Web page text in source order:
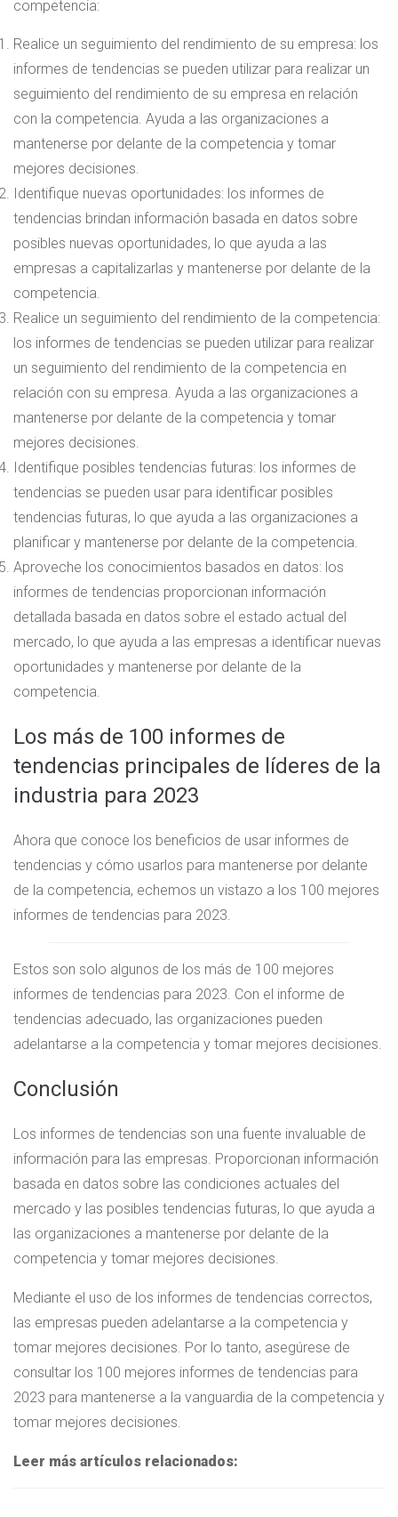
competencia:
Realice un seguimiento del rendimiento de su empresa: los
informes de tendencias se pueden utilizar para realizar un
seguimiento del rendimiento de su empresa en relación
con la competencia. Ayuda a las organizaciones a
mantenerse por delante de la competencia y tomar
mejores decisiones.
Identifique nuevas oportunidades: los informes de
tendencias brindan información basada en datos sobre
posibles nuevas oportunidades, lo que ayuda a las
empresas a capitalizarlas y mantenerse por delante de la
competencia.
Realice un seguimiento del rendimiento de la competencia:
los informes de tendencias se pueden utilizar para realizar
un seguimiento del rendimiento de la competencia en
relación con su empresa. Ayuda a las organizaciones a
mantenerse por delante de la competencia y tomar
mejores decisiones.
Identifique posibles tendencias futuras: los informes de
tendencias se pueden usar para identificar posibles
tendencias futuras, lo que ayuda a las organizaciones a
planificar y mantenerse por delante de la competencia.
Aproveche los conocimientos basados ​​en datos: los
informes de tendencias proporcionan información
detallada basada en datos sobre el estado actual del
mercado, lo que ayuda a las empresas a identificar nuevas
oportunidades y mantenerse por delante de la
competencia.
Los más de 100 informes de
tendencias principales de líderes de la
industria para 2023
Ahora que conoce los beneficios de usar informes de
tendencias y cómo usarlos para mantenerse por delante
de la competencia, echemos un vistazo a los 100 mejores
informes de tendencias para 2023.
Estos son solo algunos de los más de 100 mejores
informes de tendencias para 2023. Con el informe de
tendencias adecuado, las organizaciones pueden
adelantarse a la competencia y tomar mejores decisiones.
Conclusión
Los informes de tendencias son una fuente invaluable de
información para las empresas. Proporcionan información
basada en datos sobre las condiciones actuales del
mercado y las posibles tendencias futuras, lo que ayuda a
las organizaciones a mantenerse por delante de la
competencia y tomar mejores decisiones.
Mediante el uso de los informes de tendencias correctos,
las empresas pueden adelantarse a la competencia y
tomar mejores decisiones. Por lo tanto, asegúrese de
consultar los 100 mejores informes de tendencias para
2023 para mantenerse a la vanguardia de la competencia y
tomar mejores decisiones.
Leer más artículos relacionados: